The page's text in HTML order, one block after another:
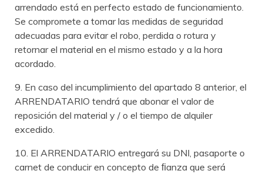
arrendado está en perfecto estado de funcionamiento.
Se compromete a tomar las medidas de seguridad
adecuadas para evitar el robo, perdida o rotura y
retornar el material en el mismo estado y a la hora
acordado.
9. En caso del incumplimiento del apartado 8 anterior, el
ARRENDATARIO tendrá que abonar el valor de
reposición del material y / o el tiempo de alquiler
excedido.
10. El ARRENDATARIO entregará su DNI, pasaporte o
carnet de conducir en concepto de ﬁanza que será